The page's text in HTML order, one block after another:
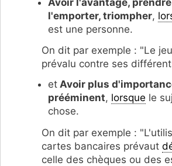
l'emporter, triompher,
est une personne.
On dit par exemple : "Le
prévalu contre ses
et Avoir plus
prééminent, lorsque le
chose.
On dit par exemple :
cartes bancaires prévaut
celle des chèques ou des